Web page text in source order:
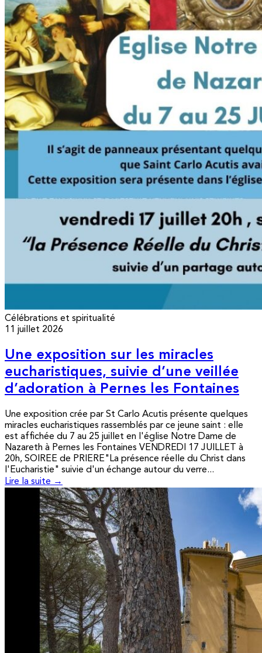
Célébrations et spiritualité
11 juillet 2026
Une exposition sur les miracles
eucharistiques, suivie d’une veillée
d’adoration à Pernes les Fontaines
Une exposition crée par St Carlo Acutis présente quelques
miracles eucharistiques rassemblés par ce jeune saint : elle
est affichée du 7 au 25 juillet en l'église Notre Dame de
Nazareth à Pernes les Fontaines VENDREDI 17 JUILLET à
20h, SOIREE de PRIERE"La présence réelle du Christ dans
l'Eucharistie" suivie d'un échange autour du verre...
Lire la suite →